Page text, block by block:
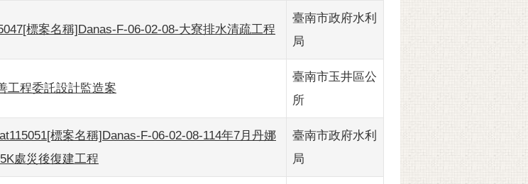
標案名稱]Danas-F-06-02-08-大寮排水清疏工程
臺南市政府水利
局
工程委託設計監造案
臺南市玉井區公
所
標案名稱]Danas-F-06-02-08-114年7月丹娜
處災後復建工程
臺南市政府水利
局